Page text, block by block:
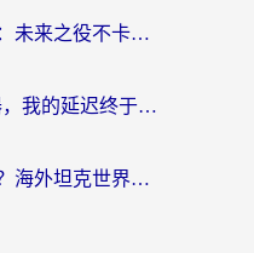
在欧洲怎么打绝地求生：未来之役不卡？留学生亲测的加速器避坑指南
人在美国玩BanG加速器，我的延迟终于绿了
海外玩坦克世界总卡顿？海外坦克世界加速器有哪些？实测好用的选择在这里